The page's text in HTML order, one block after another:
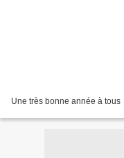
Une très bonne année à tous